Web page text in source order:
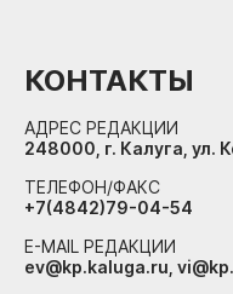
КОНТАКТЫ
АДРЕС РЕДАКЦИИ
248000, г. Калуга, ул.
ТЕЛЕФОН/ФАКС
+7(4842)79-04-54
E-MAIL РЕДАКЦИИ
ev@kp.kaluga.ru,